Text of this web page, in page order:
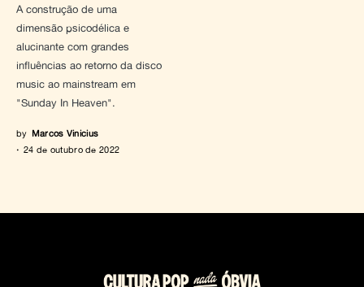
A construção de uma
dimensão psicodélica e
alucinante com grandes
influências ao retorno da disco
music ao mainstream em
"Sunday In Heaven".
by Marcos Vinicius
24 de outubro de 2022